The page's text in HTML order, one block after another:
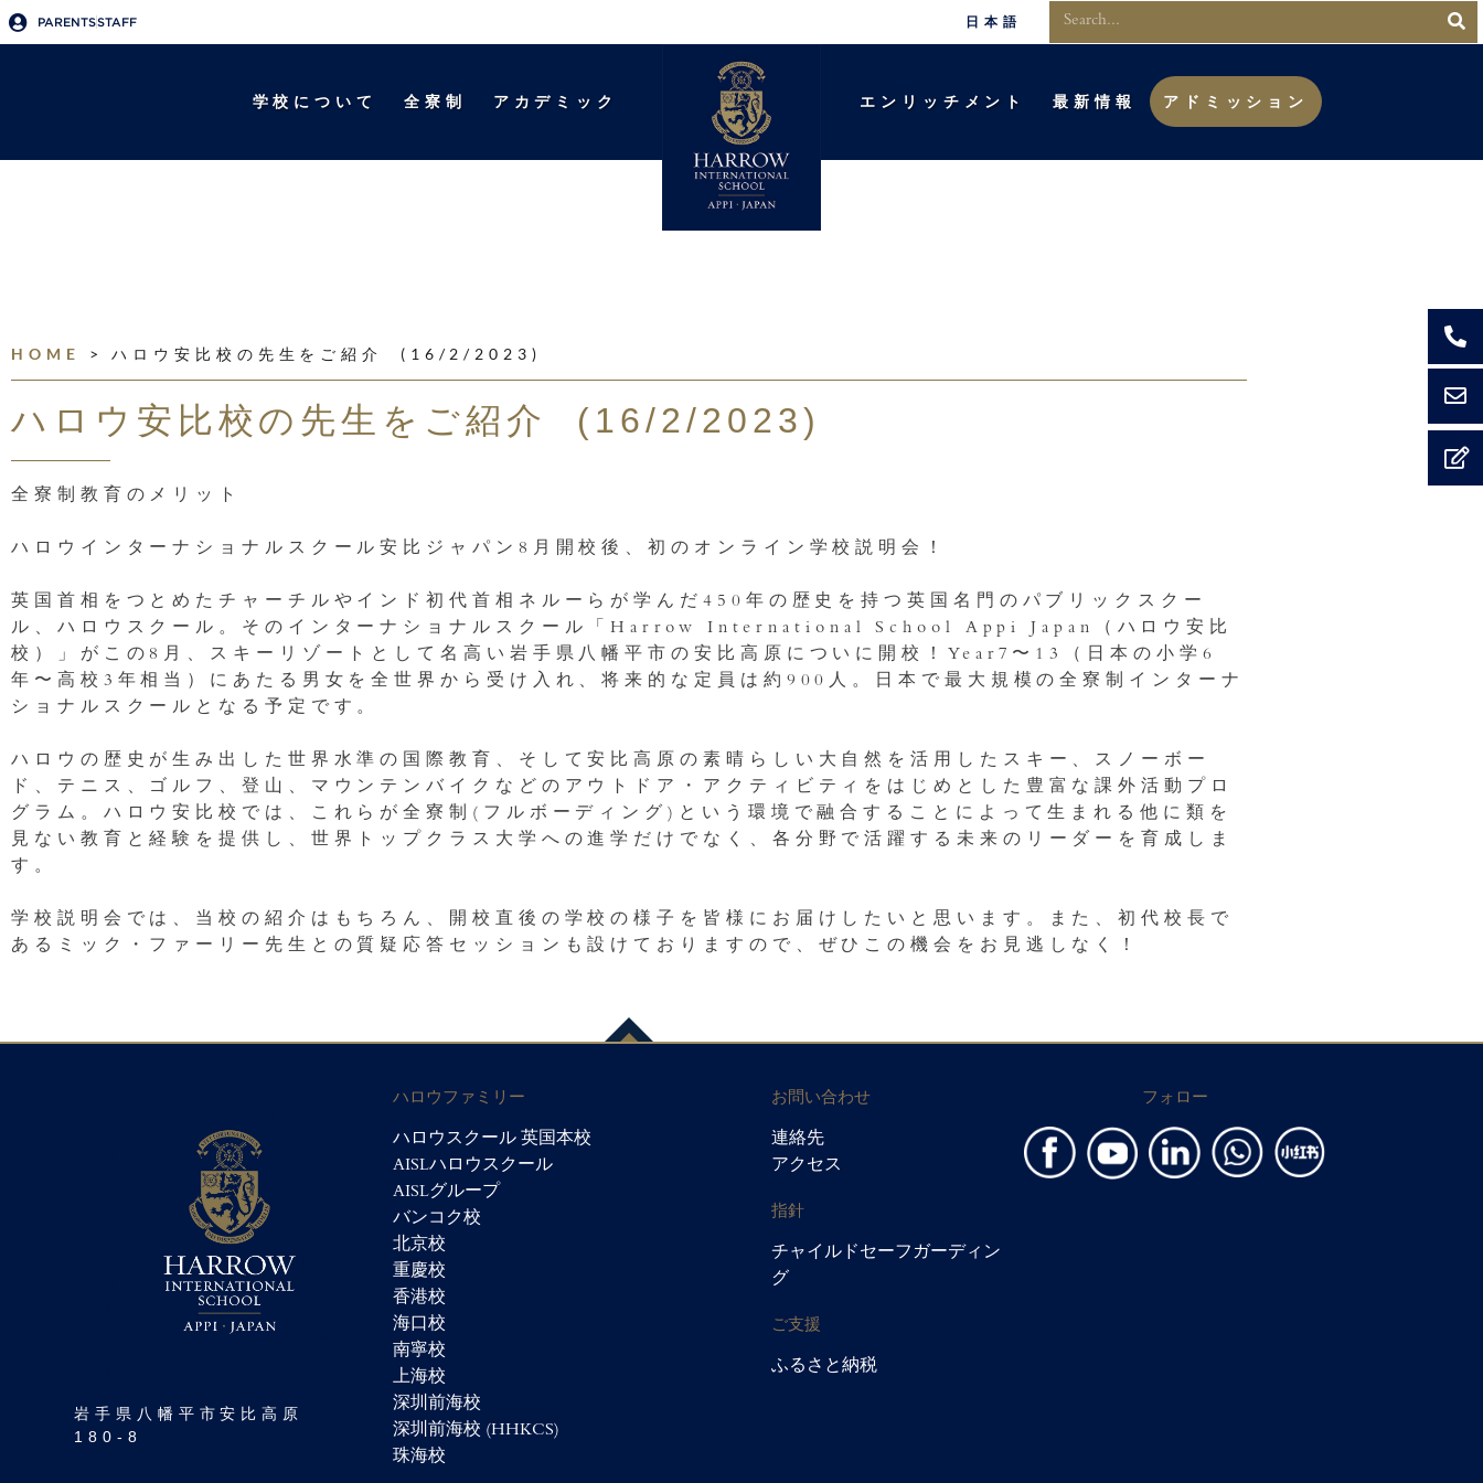
PARENTSSTAFF 日本語
学校について 全寮制 アカデミック エンリッチメント 最新情報 アドミッション
HOME >ハロウ安比校の先生をご紹介 (16/2/2023)
ハロウ安比校の先生をご紹介 (16/2/2023)
全寮制教育のメリット
ハロウインターナショナルスクール安比ジャパン8月開校後、初のオンライン学校説明会！
英国首相をつとめたチャーチルやインド初代首相ネルーらが学んだ450年の歴史を持つ英国名門のパブリックスクー
ル、ハロウスクール。そのインターナショナルスクール「Harrow International School Appi Japan（ハロウ安比
校）」がこの8月、スキーリゾートとして名高い岩手県八幡平市の安比高原についに開校！Year7〜13（日本の小学6
年〜高校3年相当）にあたる男女を全世界から受け入れ、将来的な定員は約900人。日本で最大規模の全寮制インターナ
ショナルスクールとなる予定です。
ハロウの歴史が生み出した世界水準の国際教育、そして安比高原の素晴らしい大自然を活用したスキー、スノーボー
ド、テニス、ゴルフ、登山、マウンテンバイクなどのアウトドア・アクティビティをはじめとした豊富な課外活動プロ
グラム。ハロウ安比校では、これらが全寮制(フルボーディング)という環境で融合することによって生まれる他に類を
見ない教育と経験を提供し、世界トップクラス大学への進学だけでなく、各分野で活躍する未来のリーダーを育成しま
す。
学校説明会では、当校の紹介はもちろん、開校直後の学校の様子を皆様にお届けしたいと思います。また、初代校長で
あるミック・ファーリー先生との質疑応答セッションも設けておりますので、ぜひこの機会をお見逃しなく！
岩手県八幡平市安比高原
180-8
ハロウファミリー
ハロウスクール 英国本校
AISLハロウスクール
AISLグループ
バンコク校
北京校
重慶校
香港校
海口校
南寧校
上海校
深圳前海校
深圳前海校 (HHKCS)
珠海校
お問い合わせ
連絡先
アクセス
指針
チャイルドセーフガーディン
グ
ご支援
ふるさと納税
フォロー